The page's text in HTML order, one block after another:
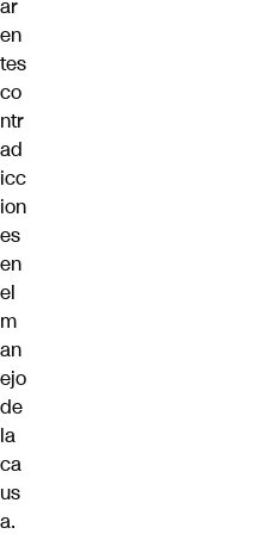
ar
en
tes
co
ntr
ad
icc
ion
es
en
el
m
an
ejo
de
la
ca
us
a.